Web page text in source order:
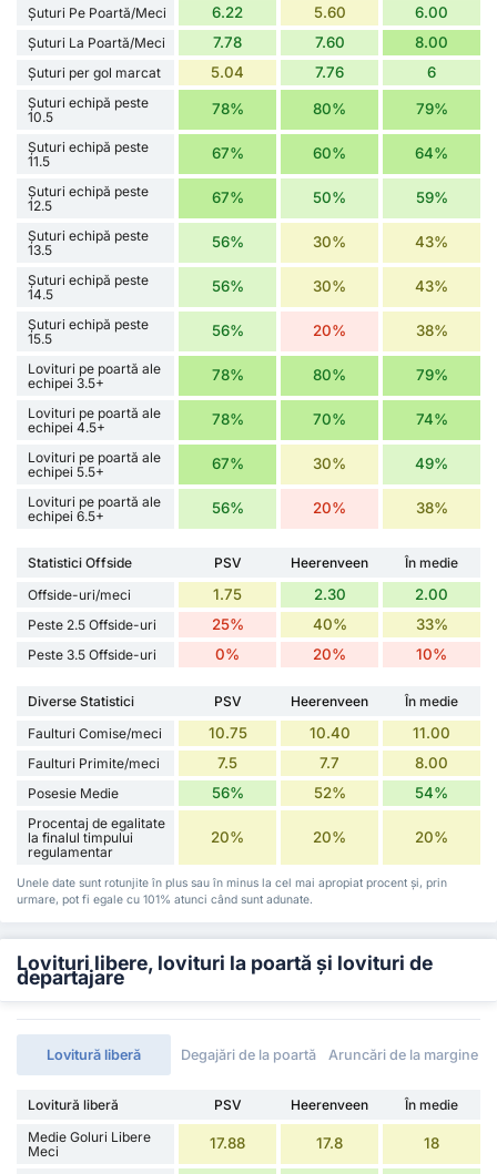
Șuturi Pe Poartă/Meci 6.22 5.60 6.00
Șuturi La Poartă/Meci 7.78 7.60 8.00
Șuturi per gol marcat 5.04 7.76 6
Șuturi echipă peste
10.5
78% 80% 79%
Șuturi echipă peste
11.5
67% 60% 64%
Șuturi echipă peste
12.5
67% 50% 59%
Șuturi echipă peste
13.5
56% 30% 43%
Șuturi echipă peste
14.5
56% 30% 43%
Șuturi echipă peste
15.5
56% 20% 38%
Lovituri pe poartă ale
echipei 3.5+
78% 80% 79%
Lovituri pe poartă ale
echipei 4.5+
78% 70% 74%
Lovituri pe poartă ale
echipei 5.5+
67% 30% 49%
Lovituri pe poartă ale
echipei 6.5+
56% 20% 38%
Statistici Offside PSV Heerenveen
În medie
Offside-uri/meci
1.75 2.30 2.00
Peste 2.5 Offside-uri 25% 40% 33%
Peste 3.5 Offside-uri 0% 20% 10%
Diverse Statistici PSV Heerenveen
În medie
Faulturi Comise/meci
10.75 10.40 11.00
Faulturi Primite/meci 7.5 7.7 8.00
Posesie Medie 56% 52% 54%
Procentaj de egalitate
la finalul timpului
regulamentar
20% 20% 20%
Unele date sunt rotunjite în plus sau în minus la cel mai apropiat procent și, prin
urmare, pot fi egale cu 101% atunci când sunt adunate.
Lovituri libere, lovituri la poartă și lovituri de
departajare
Lovitură liberă Degajări de la poartă Aruncări de la margine
Lovitură liberă PSV Heerenveen
În medie
Medie Goluri Libere
Meci
17.88 17.8 18